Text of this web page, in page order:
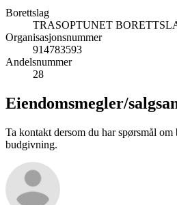
Borettslag
TRASOPTUNET
Organisasjonsnummer
914783593
Andelsnummer
28
Eiendomsmegler/
Ta kontakt dersom du har spørsmål
budgivning.